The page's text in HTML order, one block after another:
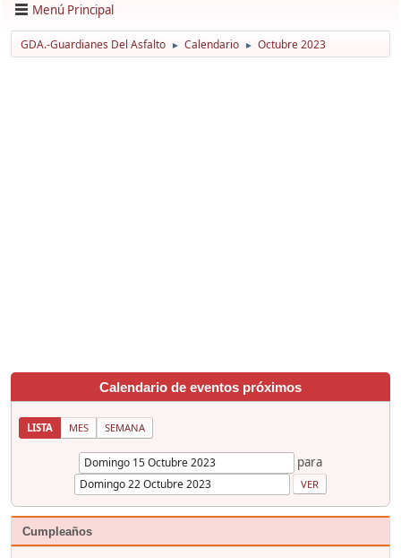
Menú Principal
GDA.-Guardianes Del Asfalto ► Calendario ► Octubre 2023
Calendario de eventos próximos
LISTA MES SEMANA
para
Cumpleaños